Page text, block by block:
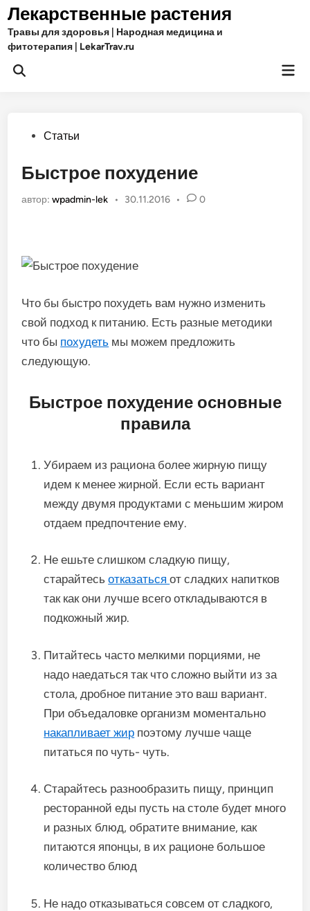
Перейти
содержимому
Лекарственные растения
Травы для здоровья | Народная медицина и
фитотерапия | LekarTrav.ru
Открыть
Опубликовано
Статьи
Быстрое похудение
автор:wpadmin-lek • 30.11.2016 • 0
Что бы быстро похудеть вам нужно изменить
свой подход к питанию. Есть разные методики
что бы похудеть мы можем предложить
следующую.
Быстрое похудение основные
правила
Убираем из рациона более жирную пищу
идем к менее жирной. Если есть вариант
между двумя продуктами с меньшим жиром
отдаем предпочтение ему.
Не ешьте слишком сладкую пищу,
старайтесьотказатьсяот сладких напитков
так как они лучше всего откладываются в
подкожный жир.
Питайтесь часто мелкими порциями, не
надо наедаться так что сложно выйти из за
стола, дробное питание это ваш вариант.
При объедаловке организм моментально
накапливает жир поэтому лучше чаще
питаться по чуть- чуть.
Старайтесь разнообразить пищу, принцип
ресторанной еды пусть на столе будет много
и разных блюд, обратите внимание, как
питаются японцы, в их рационе большое
количество блюд
Не надо отказываться совсем от сладкого,